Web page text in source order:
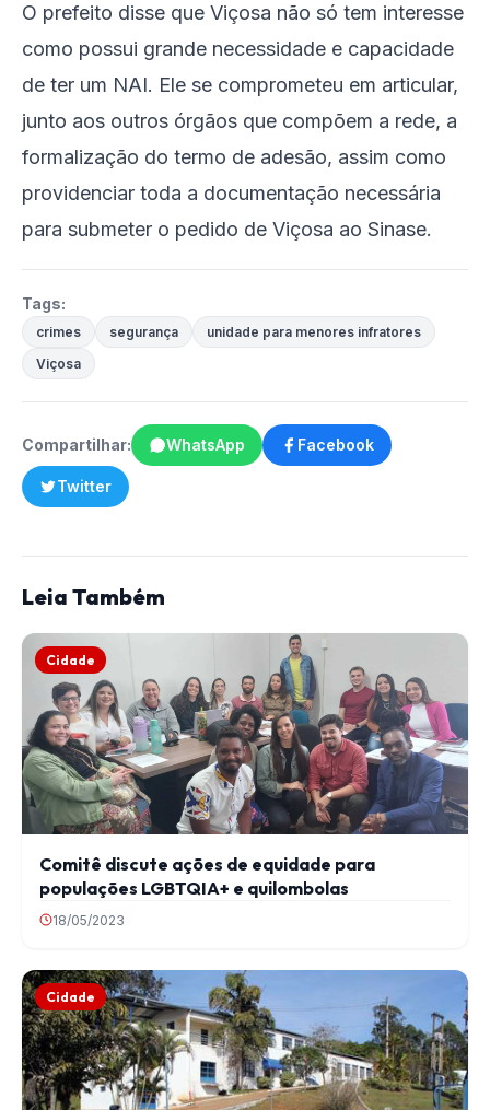
O prefeito disse que Viçosa não só tem interesse
como possui grande necessidade e capacidade
de ter um NAI. Ele se comprometeu em articular,
junto aos outros órgãos que compõem a rede, a
formalização do termo de adesão, assim como
providenciar toda a documentação necessária
para submeter o pedido de Viçosa ao Sinase.
Tags:
crimes segurança
unidade para menores infratores
Viçosa
Compartilhar: WhatsApp Facebook
Twitter
Leia Também
Cidade
Comitê discute ações de equidade para
populações LGBTQIA+ e quilombolas
18/05/2023
Cidade